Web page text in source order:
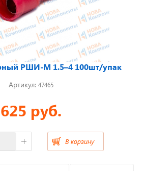
Акции. Скидки.
Спецпредложения.
Узнать подробнее...
Отвечаем на актуальные
РШИ-М 1.5–4 100шт/упак
Артикул: 47465
625 руб.
В корзину